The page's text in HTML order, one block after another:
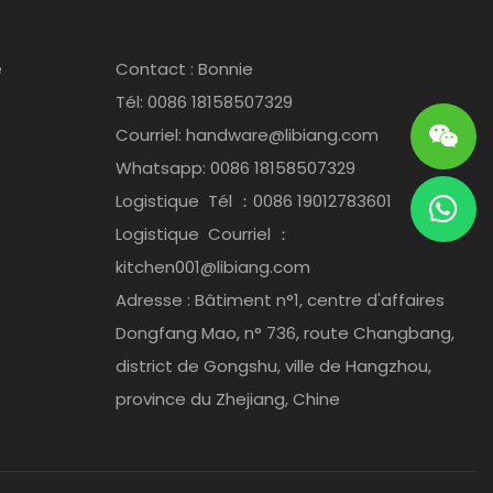
Contact : Bonnie
Tél: 0086 18158507329
Courriel: handware@libiang.com
Whatsapp: 0086 18158507329
Logistique Tél ：0086 19012783601
Logistique Courriel ：
kitchen001@libiang.com
Adresse : Bâtiment n°1, centre d'affaires
Dongfang Mao, n° 736, route Changbang,
district de Gongshu, ville de Hangzhou,
province du Zhejiang, Chine